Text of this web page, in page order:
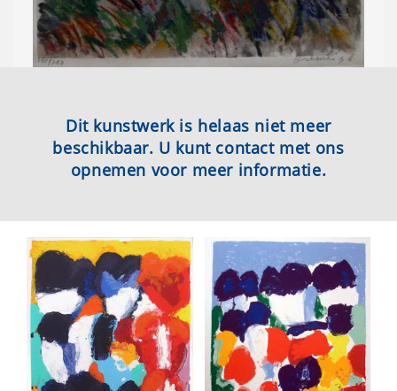
Dit kunstwerk is helaas niet meer
beschikbaar. U kunt contact met ons
opnemen voor meer informatie.